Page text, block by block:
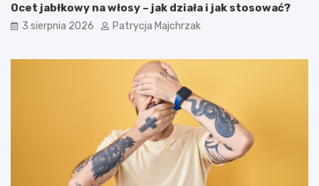
Ocet jabłkowy na włosy – jak działa i jak stosować?
3 sierpnia 2026 Patrycja Majchrzak